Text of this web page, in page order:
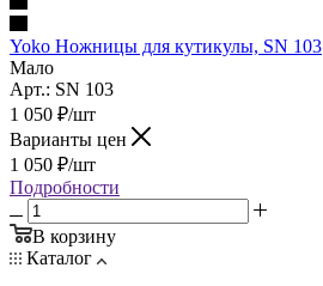
Yoko Ножницы для кутикулы, SN 103
Мало
Арт.: SN 103
1 050 ₽/шт
Варианты цен
1 050 ₽/шт
Подробности
В корзину
Каталог